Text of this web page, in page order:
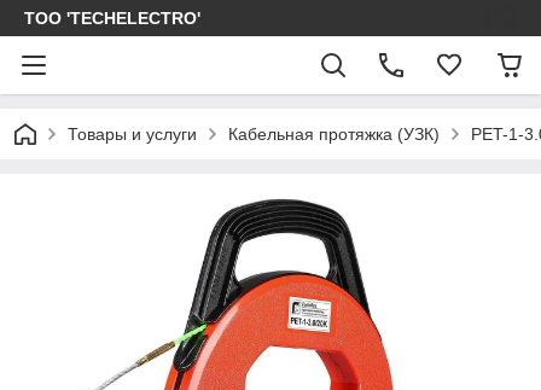
ТОО 'TECHELECTRO'
Товары и услуги Кабельная протяжка (УЗК) PET-1-